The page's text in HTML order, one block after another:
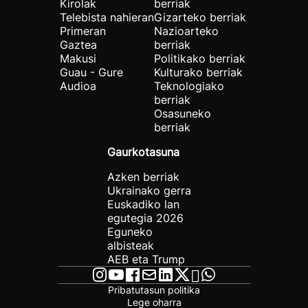
Kirolak
Telebista nahieran
Primeran
Gaztea
Makusi
Guau - Gure
Audioa
berriak
Gizarteko berriak
Nazioarteko
berriak
Politikako berriak
Kulturako berriak
Teknologiako
berriak
Osasuneko
berriak
Gaurkotasuna
Azken berriak
Ukrainako gerra
Euskadiko lan
egutegia 2026
Eguneko
albisteak
AEB eta Trump
Pribatutasun politika
Lege oharra